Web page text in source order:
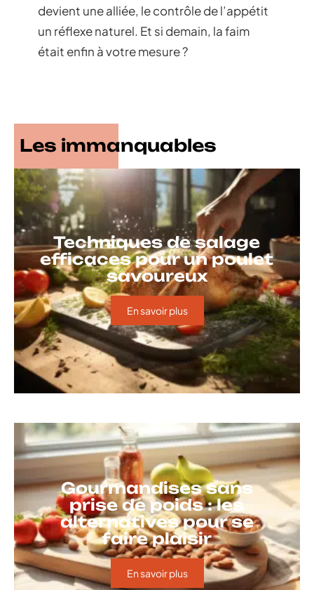
devient une alliée, le contrôle de l’appétit
un réflexe naturel. Et si demain, la faim
était enfin à votre mesure ?
Les immanquables
Techniques de salage
efficaces pour un poulet
savoureux
En savoir plus
Gourmandises sans
prise de poids : les
alternatives pour se
faire plaisir
En savoir plus